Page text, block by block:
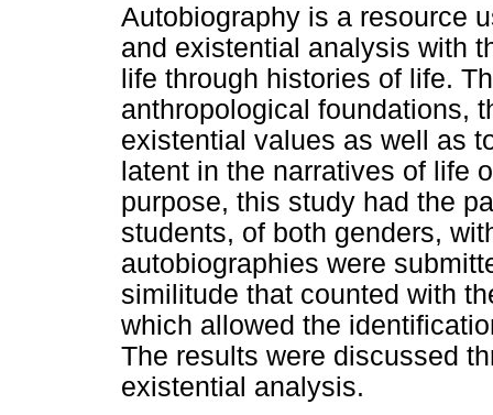
Autobiography is a resource
and existential analysis with
life through histories of life.
anthropological foundations,
existential values as well as
latent in the narratives of life
purpose, this study had the
students, of both genders,
autobiographies were
similitude that counted with
which allowed the
The results were discussed
existential analysis.